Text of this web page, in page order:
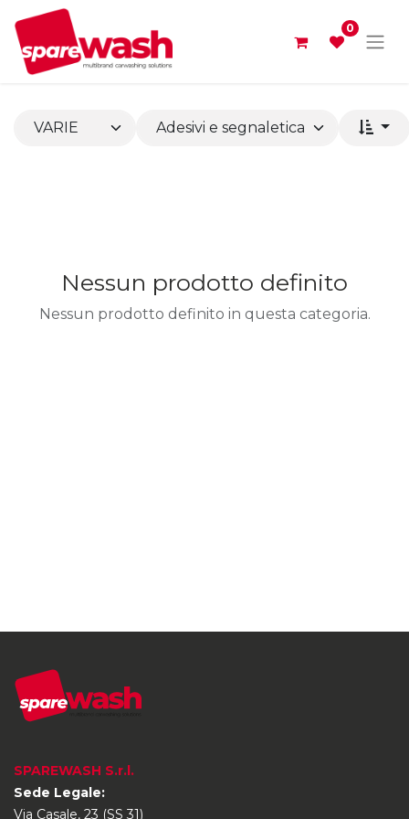
0
Nessun prodotto definito
Nessun prodotto definito in questa categoria.
SPAREWASH S.r.l.
Sede Legale:
Via Casale, 23 (SS 31)